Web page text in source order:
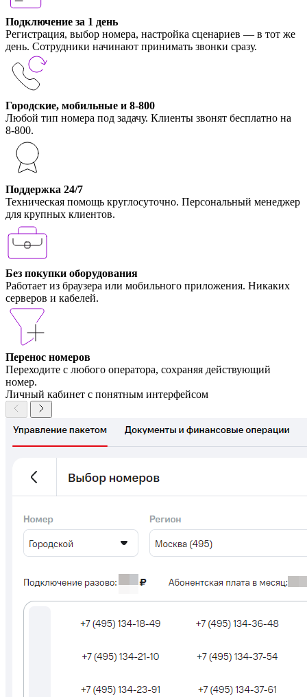
Подключение за 1 день
Регистрация, выбор номера, настройка сценариев — в тот же
день. Сотрудники начинают принимать звонки сразу.
Городские, мобильные и 8-800
Любой тип номера под задачу. Клиенты звонят бесплатно на
8-800.
Поддержка 24/7
Техническая помощь круглосуточно. Персональный менеджер
для крупных клиентов.
Без покупки оборудования
Работает из браузера или мобильного приложения. Никаких
серверов и кабелей.
Перенос номеров
Переходите с любого оператора, сохраняя действующий
номер.
Личный кабинет с понятным интерфейсом